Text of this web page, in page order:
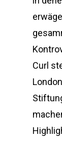
Curl